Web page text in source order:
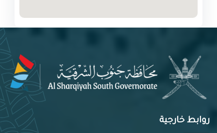
روابط خارجية